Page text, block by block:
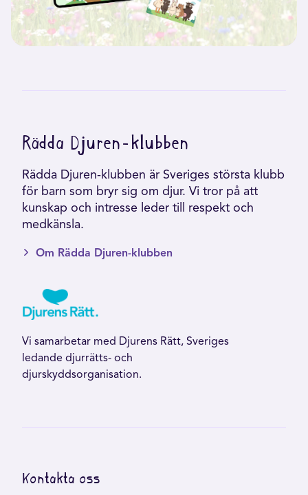
Rädda Djuren-klubben
Rädda Djuren-klubben är Sveriges största klubb
för barn som bryr sig om djur. Vi tror på att
kunskap och intresse leder till respekt och
medkänsla.
Om Rädda Djuren-klubben
Vi samarbetar med Djurens Rätt, Sveriges
ledande djurrätts- och
djurskyddsorganisation.
Kontakta oss